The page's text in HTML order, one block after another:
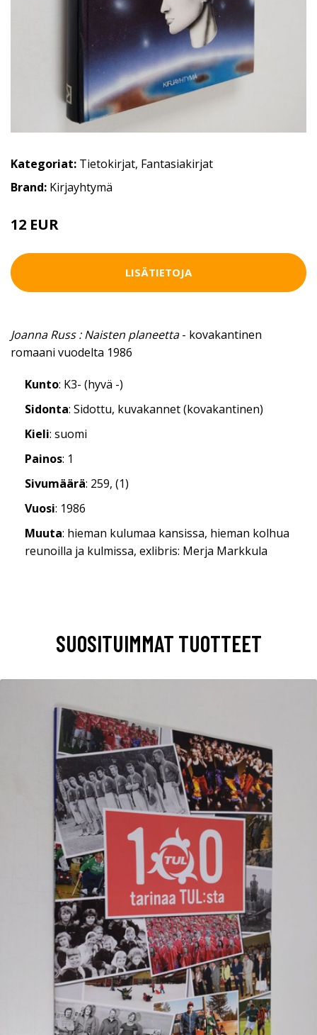
Kategoriat: Tietokirjat, Fantasiakirjat
Brand: Kirjayhtymä
12 EUR
LISÄTIETOJA
Joanna Russ : Naisten planeetta- kovakantinen
romaani vuodelta 1986
Kunto: K3- (hyvä -)
Sidonta: Sidottu, kuvakannet (kovakantinen)
Kieli: suomi
Painos: 1
Sivumäärä: 259, (1)
Vuosi: 1986
Muuta: hieman kulumaa kansissa, hieman kolhua
reunoilla ja kulmissa, exlibris: Merja Markkula
SUOSITUIMMAT TUOTTEET